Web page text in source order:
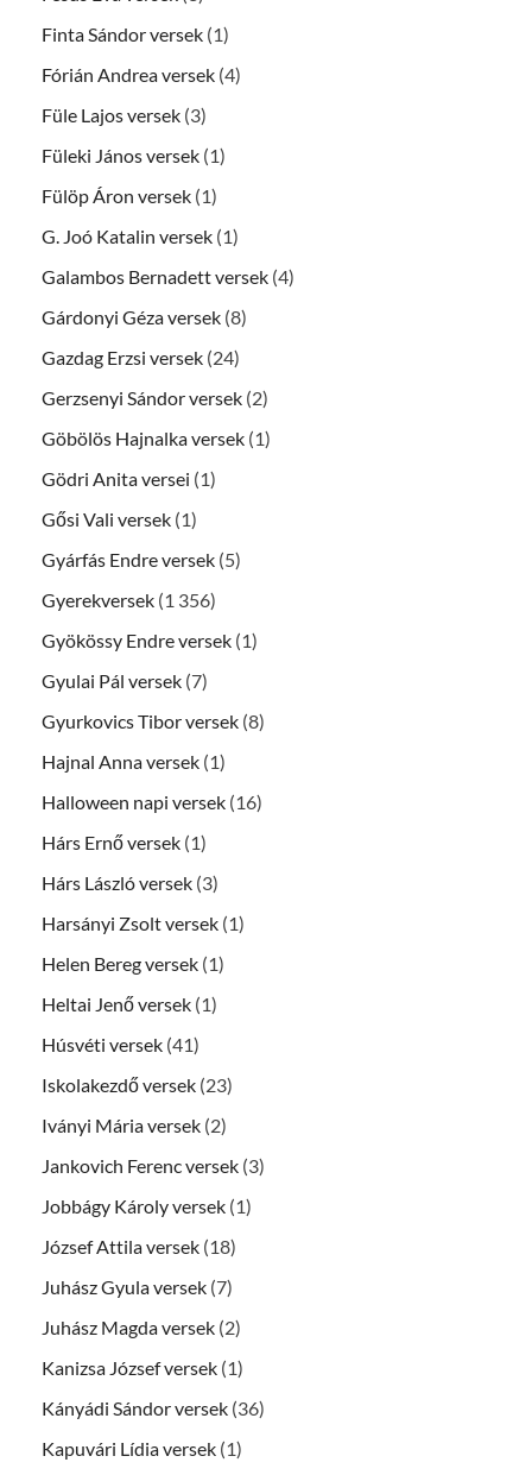
Finta Sándor versek (1)
Fórián Andrea versek (4)
Füle Lajos versek (3)
Füleki János versek (1)
Fülöp Áron versek (1)
G. Joó Katalin versek (1)
Galambos Bernadett versek (4)
Gárdonyi Géza versek (8)
Gazdag Erzsi versek (24)
Gerzsenyi Sándor versek (2)
Göbölös Hajnalka versek (1)
Gödri Anita versei (1)
Gősi Vali versek (1)
Gyárfás Endre versek (5)
Gyerekversek (1 356)
Gyökössy Endre versek (1)
Gyulai Pál versek (7)
Gyurkovics Tibor versek (8)
Hajnal Anna versek (1)
Halloween napi versek (16)
Hárs Ernő versek (1)
Hárs László versek (3)
Harsányi Zsolt versek (1)
Helen Bereg versek (1)
Heltai Jenő versek (1)
Húsvéti versek (41)
Iskolakezdő versek (23)
Iványi Mária versek (2)
Jankovich Ferenc versek (3)
Jobbágy Károly versek (1)
József Attila versek (18)
Juhász Gyula versek (7)
Juhász Magda versek (2)
Kanizsa József versek (1)
Kányádi Sándor versek (36)
Kapuvári Lídia versek (1)